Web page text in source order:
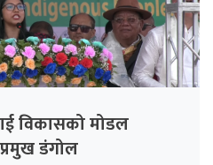
विकासको मोडल
डंगोल